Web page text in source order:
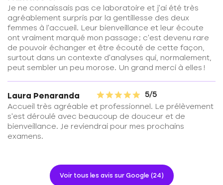
Je ne connaissais pas ce laboratoire et j’ai été très
agréablement surpris par la gentillesse des deux
femmes à l’accueil. Leur bienveillance et leur écoute
ont vraiment marqué mon passage ; c’est devenu rare
de pouvoir échanger et être écouté de cette façon,
surtout dans un contexte d’analyses qui, normalement,
peut sembler un peu morose. Un grand merci à elles !
Laura Penaranda
5/5
Accueil très agréable et professionnel. Le prélèvement
s’est déroulé avec beaucoup de douceur et de
bienveillance. Je reviendrai pour mes prochains
examens.
Voir tous les avis sur Google (24)